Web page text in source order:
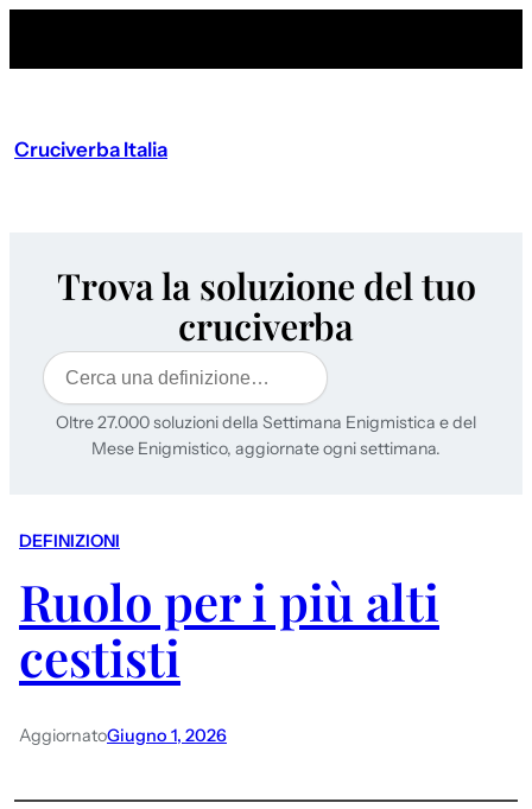
Cruciverba Italia
Trova la soluzione del tuo
cruciverba
Cerca
Oltre 27.000 soluzioni della Settimana Enigmistica e del
Mese Enigmistico, aggiornate ogni settimana.
DEFINIZIONI
Ruolo per i più alti
cestisti
AggiornatoGiugno 1, 2026